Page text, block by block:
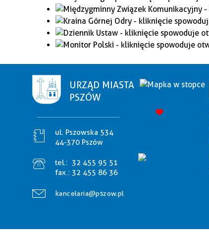
URZĄD MIASTA
PSZÓW
ul. Pszowska 534
44-370 Pszów
tel.: 32 455 95 51
fax.: 32 455 86 36
kancelaria@pszow.pl